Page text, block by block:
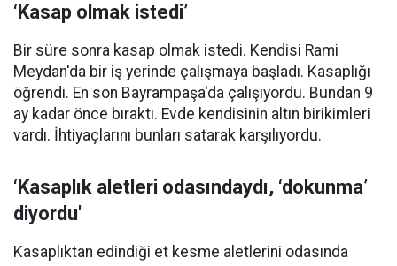
‘Kasap olmak istedi’
Bir süre sonra kasap olmak istedi. Kendisi Rami
Meydan'da bir iş yerinde çalışmaya başladı. Kasaplığı
öğrendi. En son Bayrampaşa'da çalışıyordu. Bundan 9
ay kadar önce bıraktı. Evde kendisinin altın birikimleri
vardı. İhtiyaçlarını bunları satarak karşılıyordu.
‘Kasaplık aletleri odasındaydı, ‘dokunma’
diyordu'
Kasaplıktan edindiği et kesme aletlerini odasında